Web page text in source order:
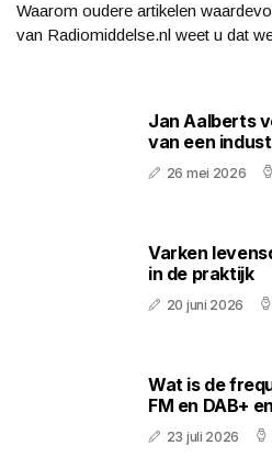
Waarom oudere artikelen
van Radiomiddelse.nl weet u dat
Jan Aalberts
van een
26 mei 2026
Varken
in de praktijk
20 juni 2026
Wat is de
FM en DAB+
23 juli 2026